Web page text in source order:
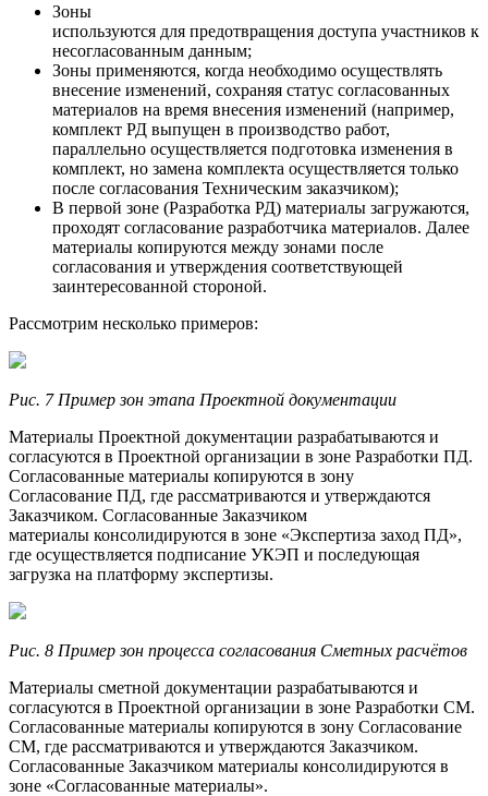
Зоны
используются для предотвращения доступа участников к
несогласованным данным;
Зоны применяются, когда необходимо осуществлять
внесение изменений, сохраняя статус согласованных
материалов на время внесения изменений (например,
комплект РД выпущен в производство работ,
параллельно осуществляется подготовка изменения в
комплект, но замена комплекта осуществляется только
после согласования Техническим заказчиком);
В первой зоне (Разработка РД) материалы загружаются,
проходят согласование разработчика материалов. Далее
материалы копируются между зонами после
согласования и утверждения соответствующей
заинтересованной стороной.
Рассмотрим несколько примеров:
Рис. 7 Пример зон этапа Проектной документации
Материалы Проектной документации разрабатываются и
согласуются в Проектной организации в зоне Разработки ПД.
Согласованные материалы копируются в зону
Согласование ПД, где рассматриваются и утверждаются
Заказчиком. Согласованные Заказчиком
материалы консолидируются в зоне «Экспертиза заход ПД»,
где осуществляется подписание УКЭП и последующая
загрузка на платформу экспертизы.
Рис. 8 Пример зон процесса согласования Сметных расчётов
Материалы сметной документации разрабатываются и
согласуются в Проектной организации в зоне Разработки СМ.
Согласованные материалы копируются в зону Согласование
СМ, где рассматриваются и утверждаются Заказчиком.
Согласованные Заказчиком материалы консолидируются в
зоне «Согласованные материалы».